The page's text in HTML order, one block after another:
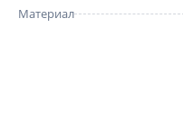
Материал